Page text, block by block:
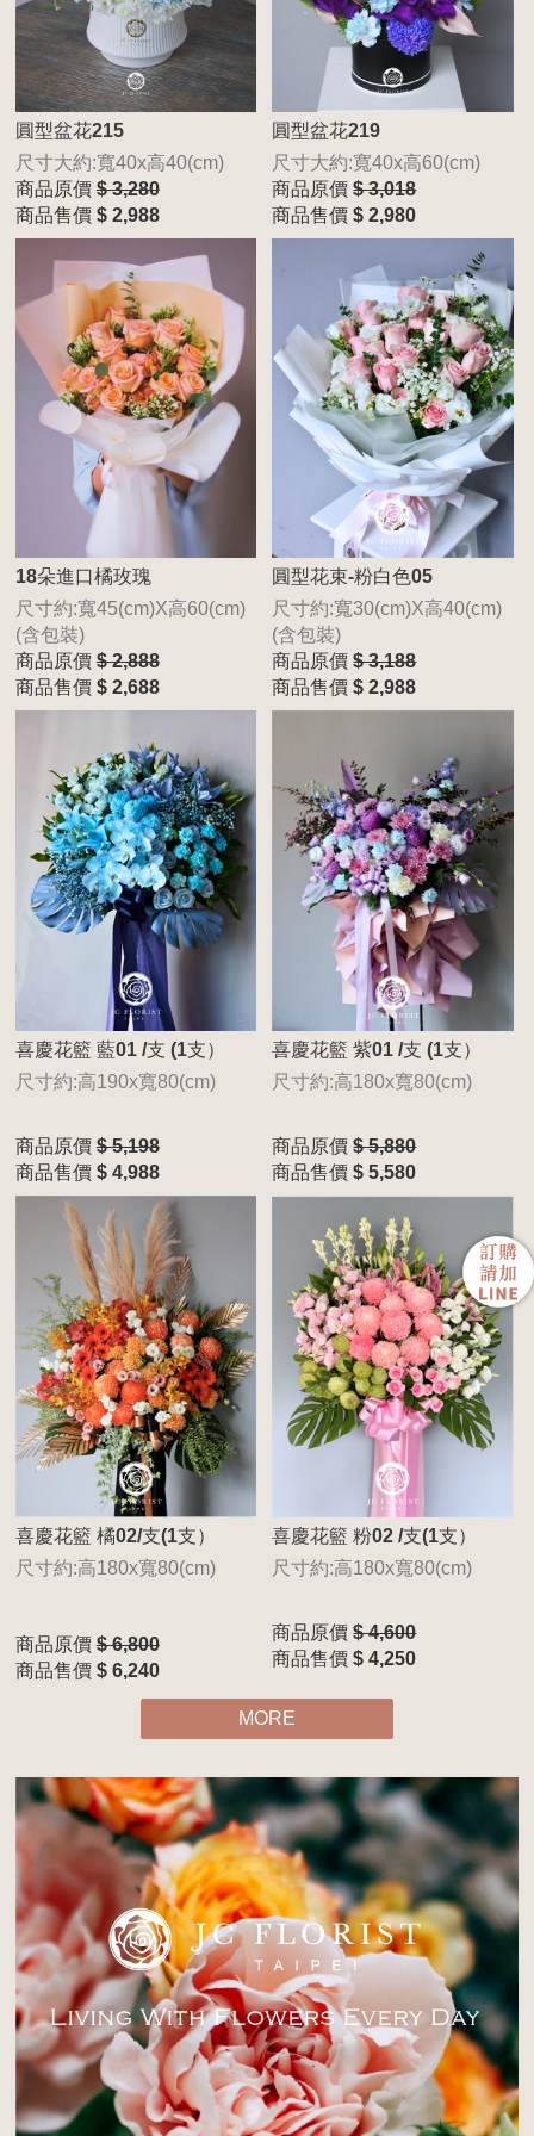
圓型盆花215
尺寸大約:寬40x高40(cm)
商品原價 $ 3,280
商品售價 $ 2,988
圓型盆花219
尺寸大約:寬40x高60(cm)
商品原價 $ 3,018
商品售價 $ 2,980
18朵進口橘玫瑰
尺寸約:寬45(cm)X高60(cm)
(含包裝)
商品原價 $ 2,888
商品售價 $ 2,688
圓型花束-粉白色05
尺寸約:寬30(cm)X高40(cm)
(含包裝)
商品原價 $ 3,188
商品售價 $ 2,988
喜慶花籃 藍01 /支 (1支）
尺寸約:高190x寬80(cm)
商品原價 $ 5,198
商品售價 $ 4,988
喜慶花籃 紫01 /支 (1支）
尺寸約:高180x寬80(cm)
商品原價 $ 5,880
商品售價 $ 5,580
喜慶花籃 橘02/支(1支）
尺寸約:高180x寬80(cm)
商品原價 $ 6,800
商品售價 $ 6,240
喜慶花籃 粉02 /支(1支）
尺寸約:高180x寬80(cm)
商品原價 $ 4,600
商品售價 $ 4,250
MORE